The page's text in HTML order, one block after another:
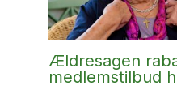
Ældresagen
medlemstilbud